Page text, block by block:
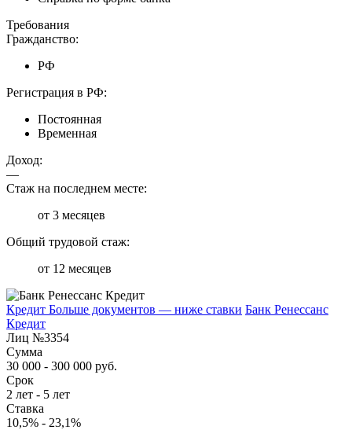
Требования
Гражданство:
РФ
Регистрация в РФ:
Постоянная
Временная
Доход:
—
Стаж на последнем месте:
от 3 месяцев
Общий трудовой стаж:
от 12 месяцев
Кредит Больше документов — ниже ставки Банк Ренессанс
Кредит
Лиц №3354
Сумма
30 000 - 300 000 руб.
Срок
2 лет - 5 лет
Ставка
10,5% - 23,1%